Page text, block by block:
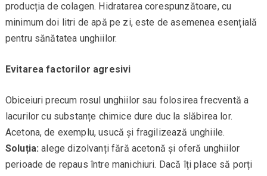
producția de colagen. Hidratarea corespunzătoare, cu
minimum doi litri de apă pe zi, este de asemenea esențială
pentru sănătatea unghiilor.
Evitarea factorilor agresivi
Obiceiuri precum rosul unghiilor sau folosirea frecventă a
lacurilor cu substanțe chimice dure duc la slăbirea lor.
Acetona, de exemplu, usucă și fragilizează unghiile.
Soluția: alege dizolvanți fără acetonă și oferă unghiilor
perioade de repaus între manichiuri. Dacă îți place să porți